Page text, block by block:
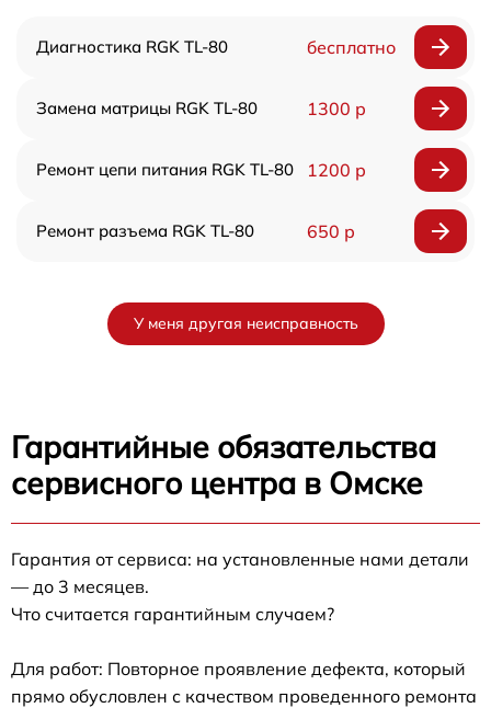
Диагностика RGK TL-80 бесплатно
Замена матрицы RGK TL-80 1300 р
Ремонт цепи питания RGK TL-80 1200 р
Ремонт разъема RGK TL-80 650 р
У меня другая неисправность
Гарантийные обязательства
сервисного центра в Омске
Гарантия от сервиса: на установленные нами детали
— до 3 месяцев.
Что считается гарантийным случаем?
Для работ: Повторное проявление дефекта, который
прямо обусловлен с качеством проведенного ремонта